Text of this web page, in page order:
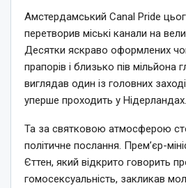
Амстердамський Canal Pride
перетворив міські канали на
Десятки яскраво оформлених
прапорів і близько пів мільйона
виглядав один із головних
уперше проходить у Нідерландах.
Та за святковою атмосферою
політичне послання. Прем’єр-
Єттен, який відкрито говорить
гомосексуальність, закликав